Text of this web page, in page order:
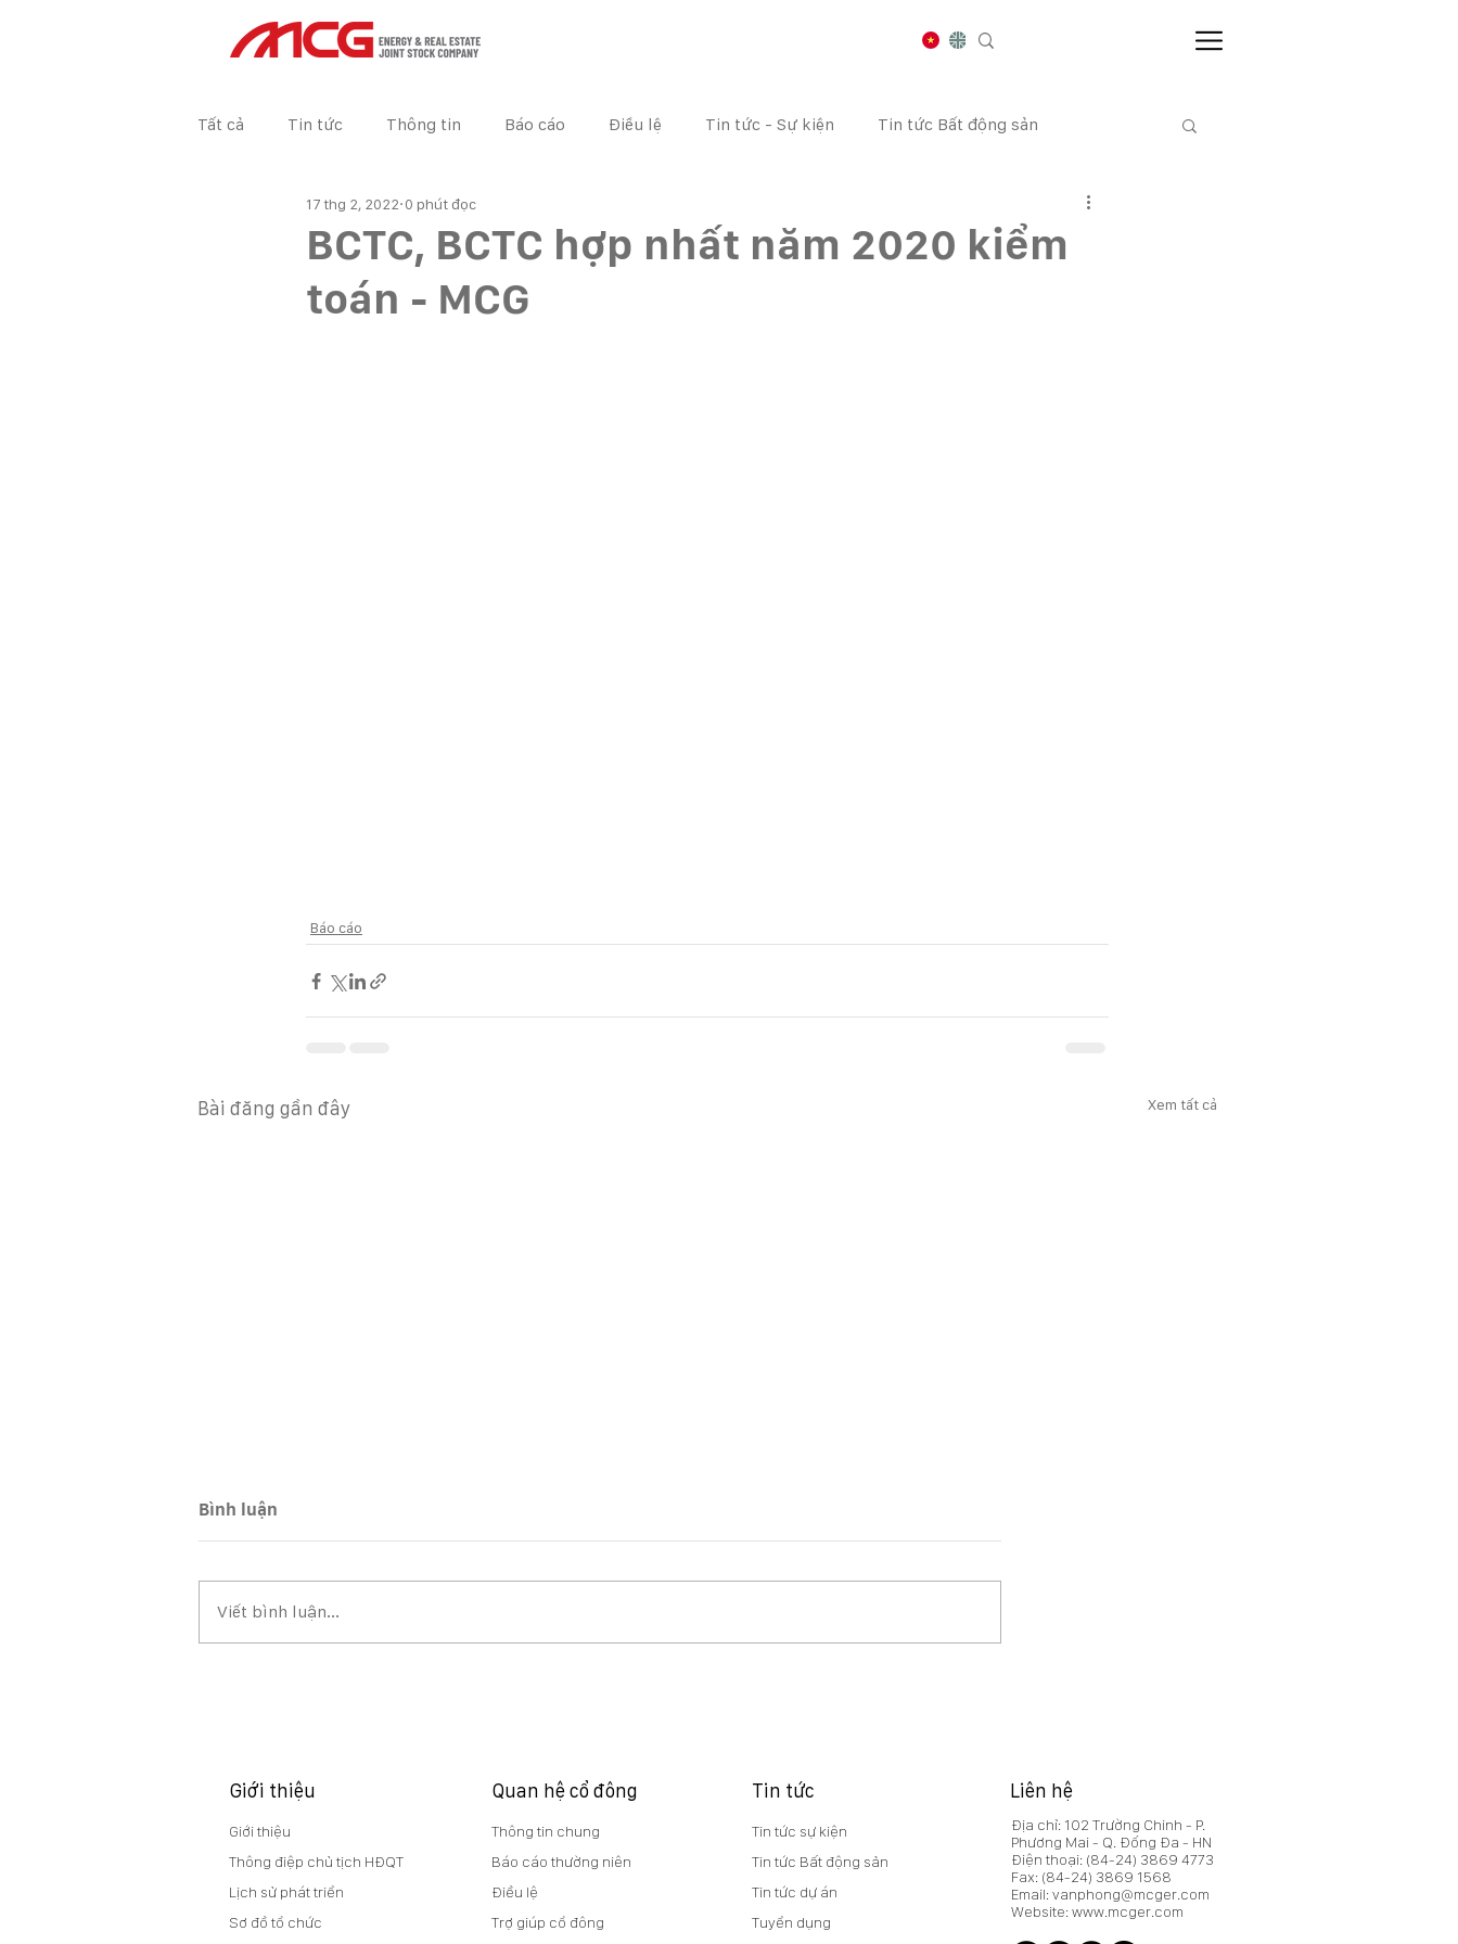
Tất cả Tin tức Thông tin Báo cáo Điều lệ Tin tức - Sự kiện Tin tức Bất động sản
Tin tức Dự án BÁO CÁO TÀI CHÍNH
BCTC, BCTC hợp nhất năm 2020 kiểm
toán - MCG
17 thg 2, 2022 0 phút đọc
Báo cáo
Bài đăng gần đây Xem tất cả
Bình luận
Viết bình luận...
Giới thiệu
Giới thiệu
Thông điệp chủ tịch HĐQT
Lịch sử phát triển
Sơ đồ tổ chức
Quan hệ cổ đông
Thông tin chung
Báo cáo thường niên
Điều lệ
Trợ giúp cổ đông
Tin tức
Tin tức sự kiện
Tin tức Bất động sản
Tin tức dự án
Tuyển dụng
Liên hệ
Địa chỉ: 102 Trường Chinh - P.
Phương Mai - Q. Đống Đa - HN
Điện thoại: (84-24) 3869 4773
Fax: (84-24) 3869 1568
Email: vanphong@mcger.com
Website: www.mcger.com